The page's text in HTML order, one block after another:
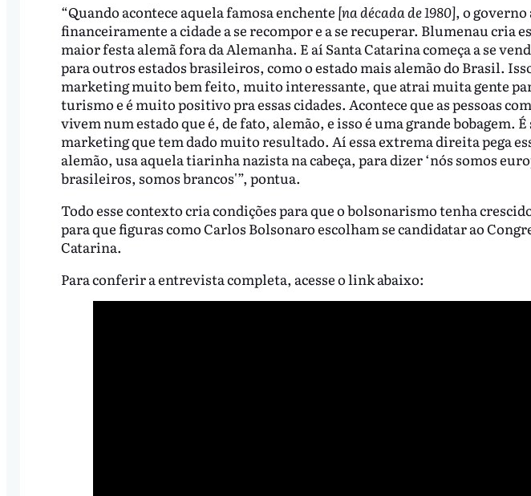
“Quando acontece aquela famosa enchente [na década de 1980], o governo
financeiramente a cidade a se recompor e a se recuperar. Blumenau cria
maior festa alemã fora da Alemanha. E aí Santa Catarina começa a se
para outros estados brasileiros, como o estado mais alemão do Brasil.
marketing muito bem feito, muito interessante, que atrai muita gente
turismo e é muito positivo pra essas cidades. Acontece que as pessoas
vivem num estado que é, de fato, alemão, e isso é uma grande bobagem.
marketing que tem dado muito resultado. Aí essa extrema direita pega
alemão, usa aquela tiarinha nazista na cabeça, para dizer ‘nós somos
brasileiros, somos brancos'”, pontua.
Todo esse contexto cria condições para que o bolsonarismo tenha
para que figuras como Carlos Bolsonaro escolham se candidatar ao
Catarina.
Para conferir a entrevista completa, acesse o link abaixo: